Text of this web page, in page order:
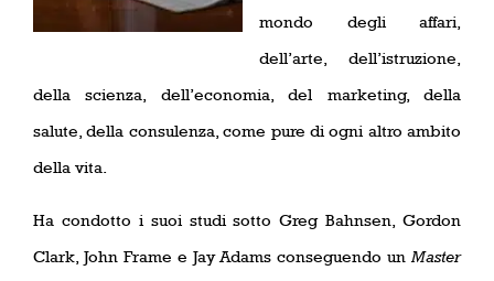
mondo degli affari,
dell’arte, dell’istruzione,
della scienza, dell’economia, del marketing, della
salute, della consulenza, come pure di ogni altro ambito
della vita.
Ha condotto i suoi studi sotto Greg Bahnsen, Gordon
Clark, John Frame e Jay Adams conseguendo un Master